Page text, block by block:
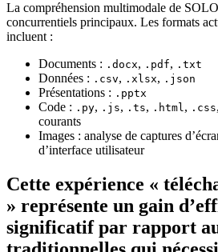
La compréhension multimodale de SOLO
concurrentiels principaux. Les formats
incluent :
Documents : .docx, .pdf, .txt
Données : .csv, .xlsx, .json
Présentations : .pptx
Code : .py, .js, .ts, .html, .css,
courants
Images : analyse de captures
d’interface utilisateur
Cette expérience «
» représente un gain
significatif par rapport